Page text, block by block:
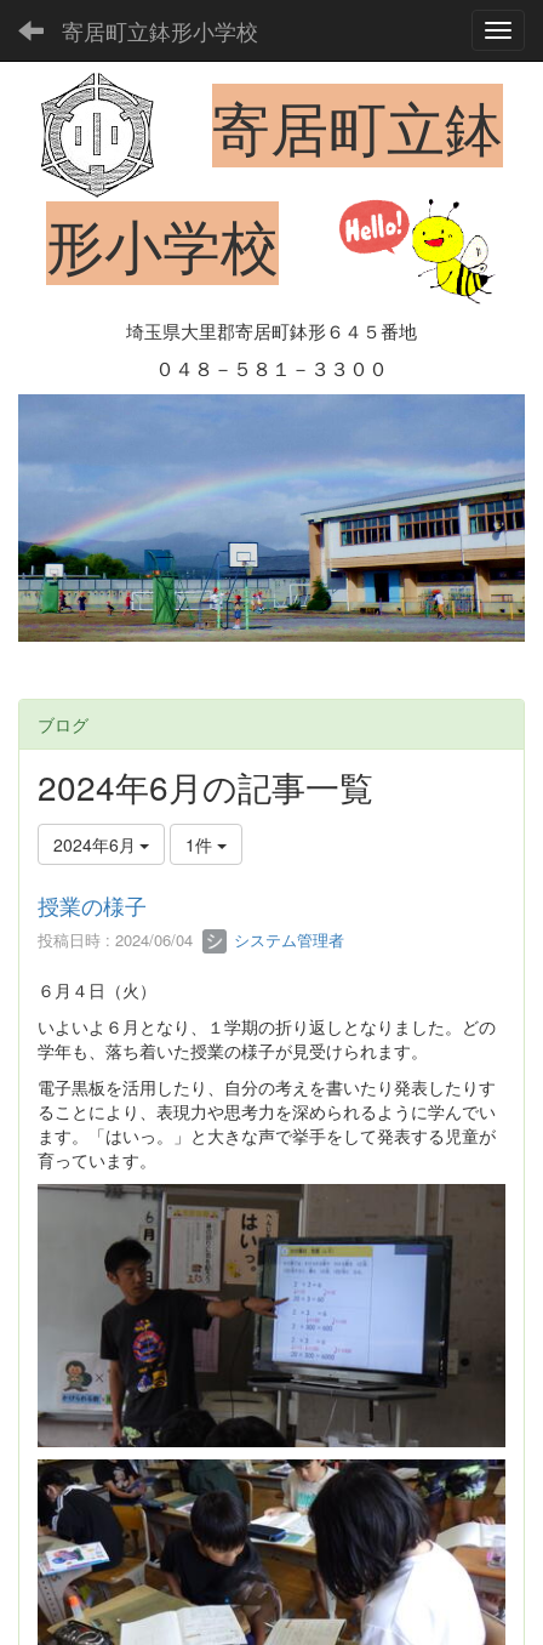
寄居町立鉢形小学校
寄居町立鉢
形小学校
埼玉県大里郡寄居町鉢形６４５番地
０４８－５８１－３３００
ブログ
2024年6月の記事一覧
2024年6月 1件
授業の様子
投稿日時 : 2024/06/04 システム管理者
６月４日（火）
いよいよ６月となり、１学期の折り返しとなりました。どの
学年も、落ち着いた授業の様子が見受けられます。
電子黒板を活用したり、自分の考えを書いたり発表したりす
ることにより、表現力や思考力を深められるように学んでい
ます。「はいっ。」と大きな声で挙手をして発表する児童が
育っています。